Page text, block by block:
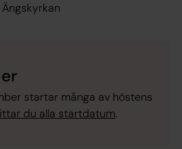
Ängskyrkan
startar många av höstens
du alla startdatum.